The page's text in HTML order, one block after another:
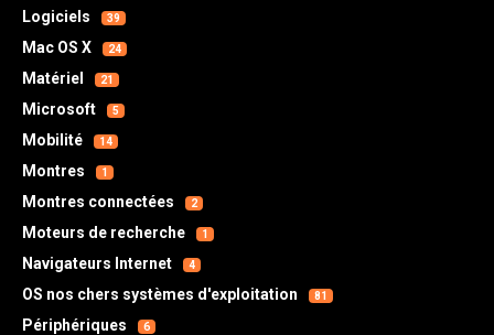
Logiciels 39
Mac OS X 24
Matériel 21
Microsoft 5
Mobilité 14
Montres 1
Montres connectées 2
Moteurs de recherche 1
Navigateurs Internet 4
OS nos chers systèmes d'exploitation 81
Périphériques 6